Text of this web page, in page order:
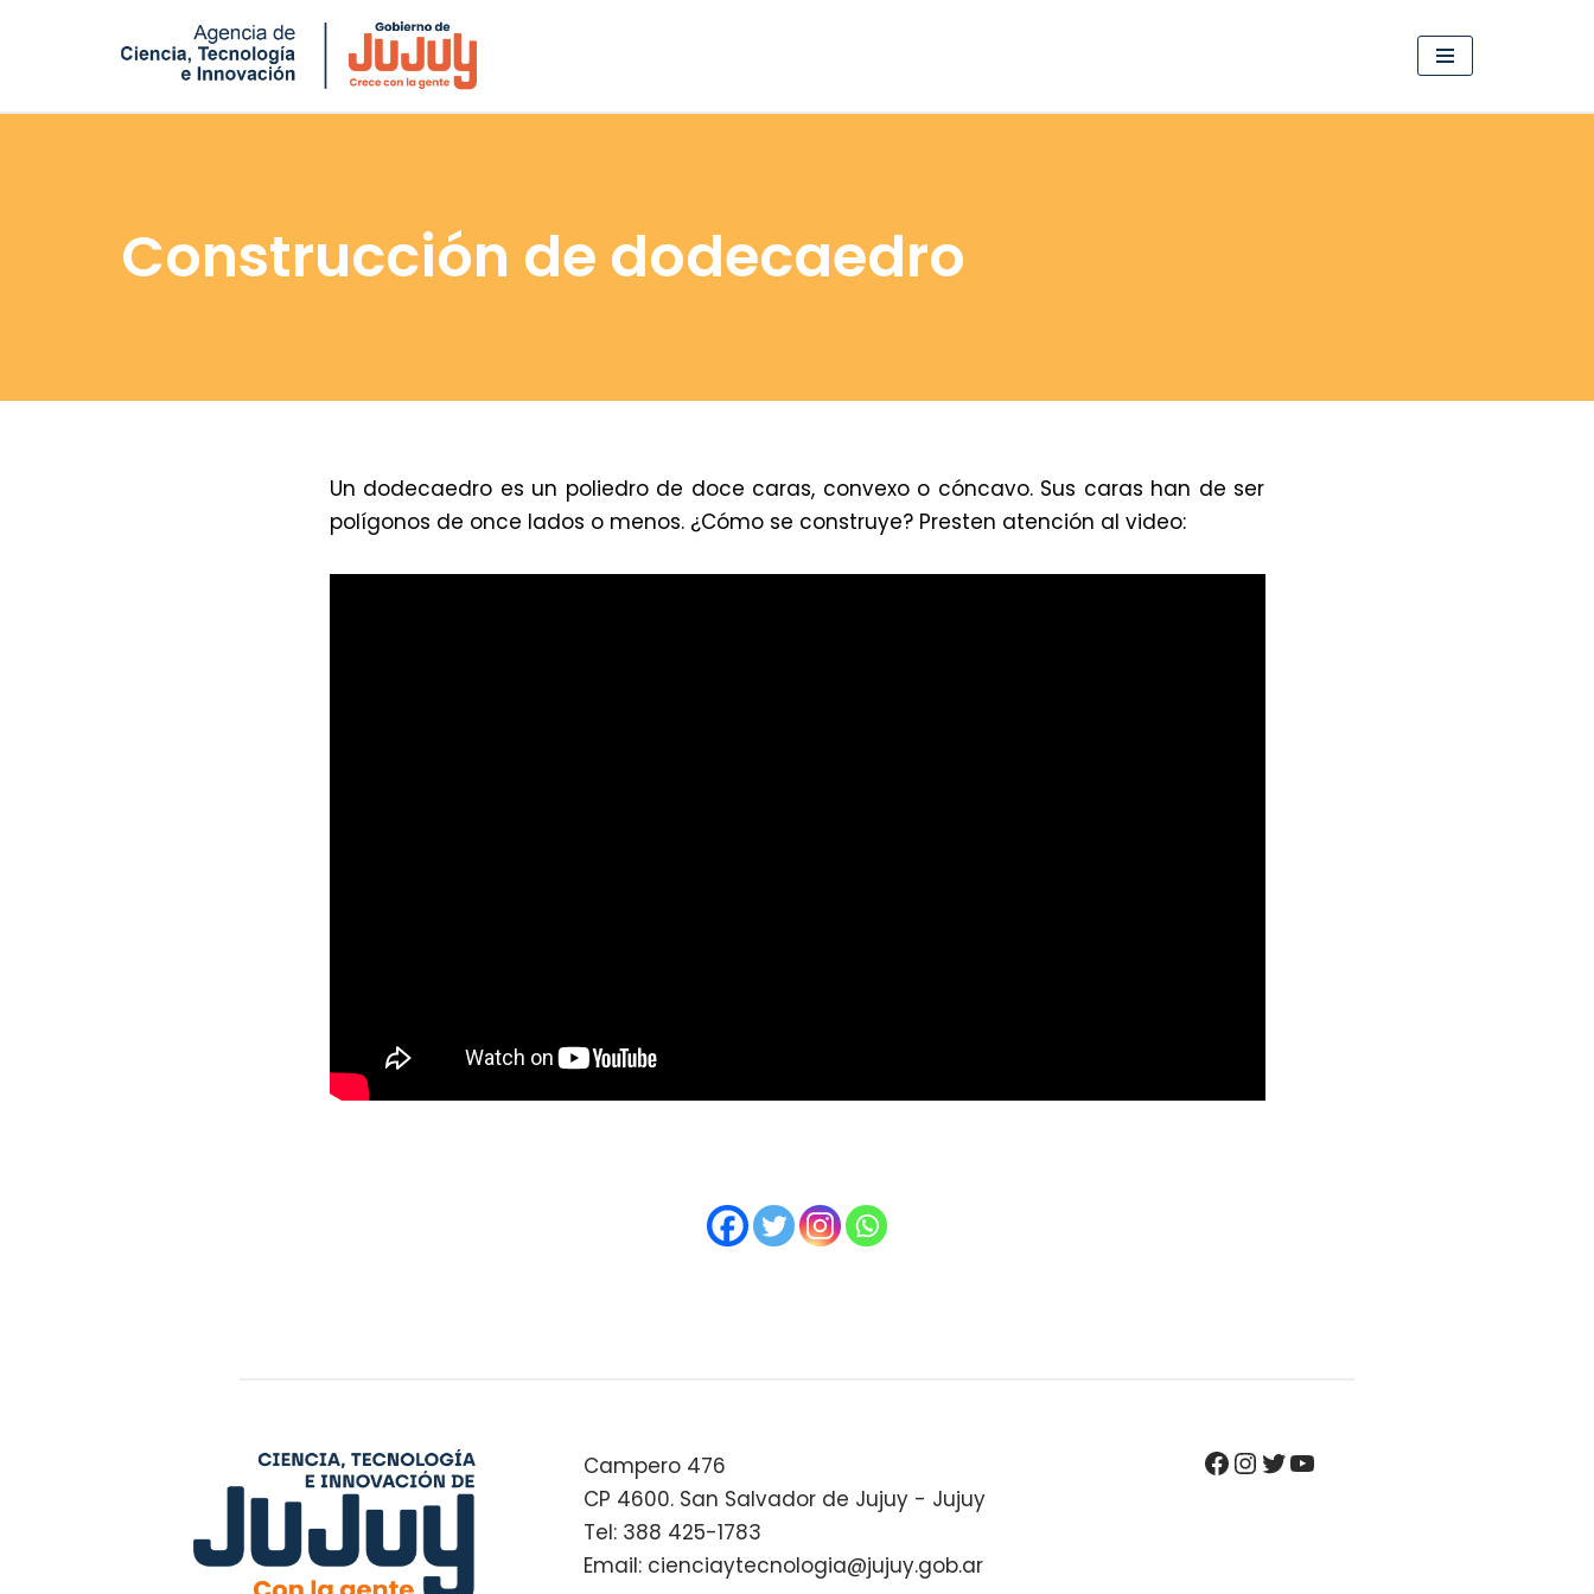
Construcción de dodecaedro
Un dodecaedro es un poliedro de doce caras, convexo o cóncavo. Sus caras han de ser
polígonos de once lados o menos. ¿Cómo se construye? Presten atención al video:
Campero 476
CP 4600. San Salvador de Jujuy - Jujuy
Tel: 388 425-1783
Email: cienciaytecnologia@jujuy.gob.ar